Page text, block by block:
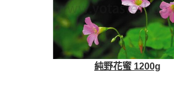
純野花蜜 1200g